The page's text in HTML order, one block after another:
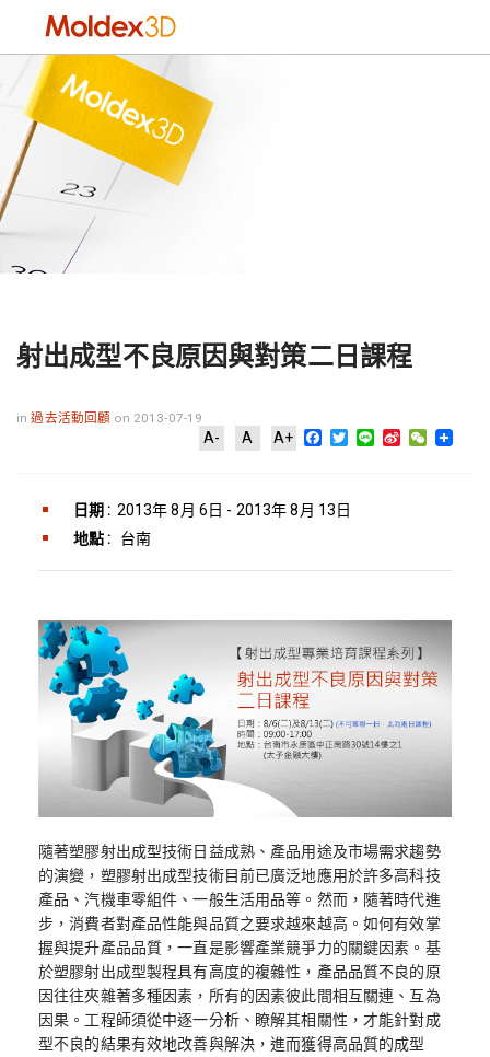
射出成型不良原因與對策二日課程
in過去活動回顧 on 2013-07-19
A- A A+ Facebook
Twitter
Line Sina WeChat
日期 : 2013年 8月 6日 - 2013年 8月 13日
地點 :
台南
隨著塑膠射出成型技術日益成熟、產品用途及市場需求趨勢
的演變，塑膠射出成型技術目前已廣泛地應用於許多高科技
產品、汽機車零組件、一般生活用品等。然而，隨著時代進
步，消費者對產品性能與品質之要求越來越高。如何有效掌
握與提升產品品質，一直是影響產業競爭力的關鍵因素。基
於塑膠射出成型製程具有高度的複雜性，產品品質不良的原
因往往夾雜著多種因素，所有的因素彼此間相互關連、互為
因果。工程師須從中逐一分析、瞭解其相關性，才能針對成
型不良的結果有效地改善與解決，進而獲得高品質的成型